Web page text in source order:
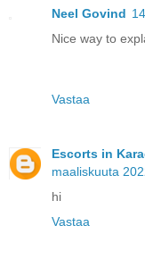
Neel Govind
Nice way to
Vastaa
Escorts in
maaliskuuta
hi
Vastaa